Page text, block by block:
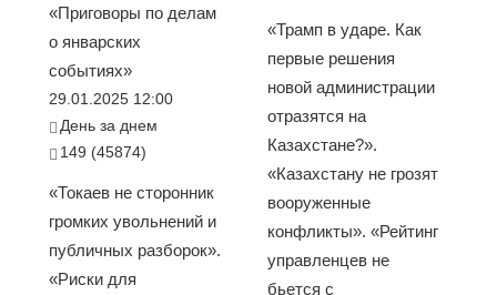
«Приговоры по делам
о январских
событиях»
29.01.2025 12:00
День за днем
149 (45874)
«Токаев не сторонник
громких увольнений и
публичных разборок».
«Риски для
«Трамп в ударе. Как
первые решения
новой администрации
отразятся на
Казахстане?».
«Казахстану не грозят
вооруженные
конфликты». «Рейтинг
управленцев не
бьется с